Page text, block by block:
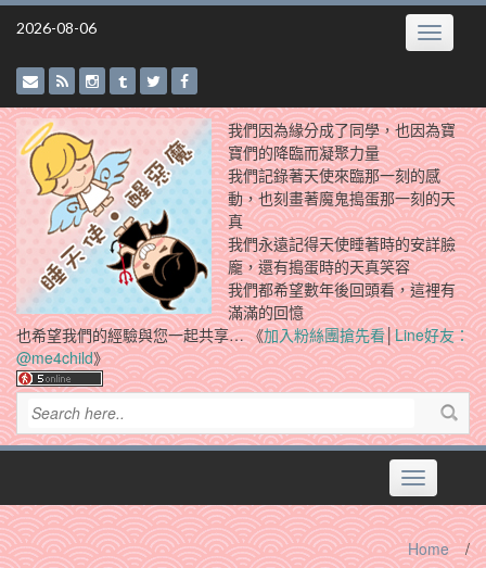
Skip
2026-08-06 Toggle
我們因為緣分成了同學，也因為寶
寶們的降臨而凝聚力量
我們記錄著天使來臨那一刻的感
動，也刻畫著魔鬼搗蛋那一刻的天
真
我們永遠記得天使睡著時的安詳臉
龐，還有搗蛋時的天真笑容
我們都希望數年後回頭看，這裡有
滿滿的回憶
也希望我們的經驗與您一起共享… 《加入粉絲團搶先看│Line好友：
@me4child》
Toggle
navigation
Home /